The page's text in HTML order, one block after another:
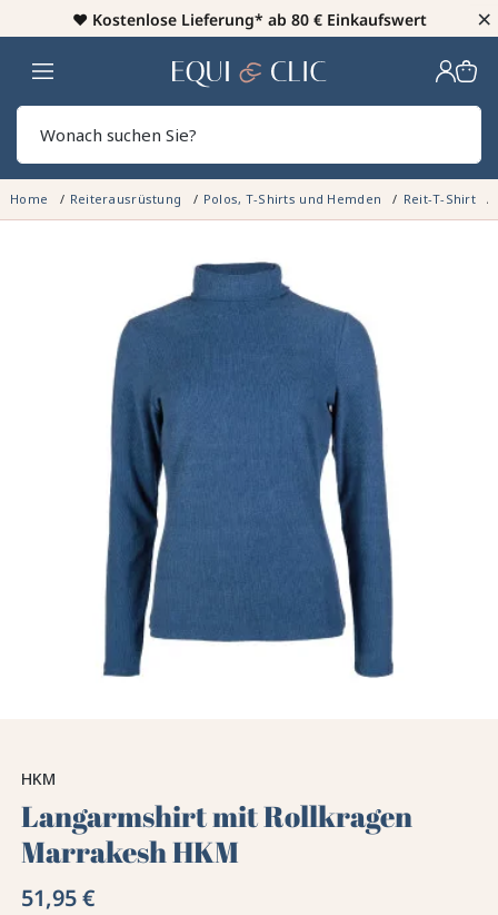
♥️ Kostenlose Lieferung* ab 80 € Einkaufswert ×
Heim
Home Reiterausrüstung Polos, T-Shirts und Hemden Reit-T-Shirt
HKM
Langarmshirt mit Rollkragen
Marrakesh HKM
51,95 €